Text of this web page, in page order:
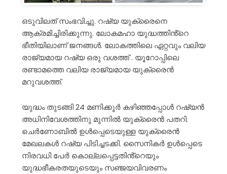
ഒടുവിലത് സംഭവിച്ചു. റഷ്യ യുക്രൈനെ
ആക്രമിച്ചിരിക്കുന്നു. ലോകമഹാ യുദ്ധത്തിൻ്റെ
ഭീതിയിലാണ് ജനങ്ങൾ. ലോകത്തിലെ ഏറ്റവും വലിയ
രാജ്യമായ റഷ്യ ഒരു വശത്ത് . യൂറോപ്പിലെ
രണ്ടാമത്തെ വലിയ രാജ്യമായ യുക്രൈൻ
മറുവശത്ത്.
യുദ്ധം തുടങ്ങി 24 മണിക്കൂർ കഴിഞ്ഞപ്പോൾ റഷ്യൻ
അധിനിവേശത്തിനു മുന്നിൽ യുക്രൈൻ പതറി.
ചെർണോബിൽ ഉൾപ്പെടെയുള്ള യുക്രൈൻ
മേഖലകൾ റഷ്യ പിടിച്ചടക്കി. സൈനികർ ഉൾപ്പെടെ
നിരവധി പേർ കൊല്ലപ്പെട്ടതിൻ്റെയും
യുദ്ധഭീകരതയുടെയും സഞ്ജയവിവരണം